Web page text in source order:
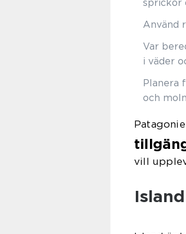
sprickor
Använd
Var
i väder
Planera
och
vill